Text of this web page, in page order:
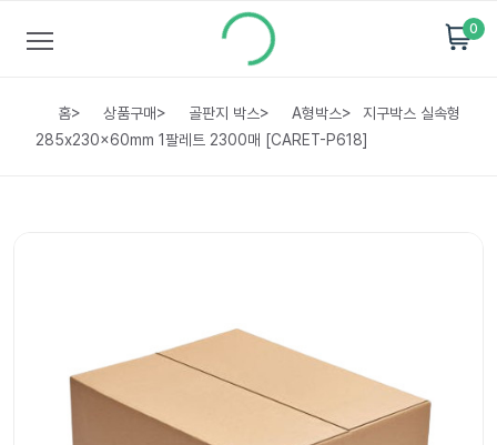
0
홈> 상품구매> 골판지 박스> A형박스>
지구박스 실속형
285x230x60mm 1팔레트 2300매 [CARET-P618]